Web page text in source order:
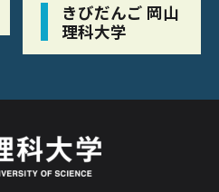
きびだんご 岡山
理科大学